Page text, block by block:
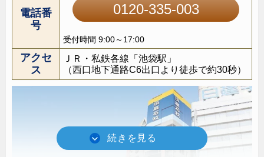
電話番
号
0120-335-003
受付時間 9:00～17:00
アクセ
ス
ＪＲ・私鉄各線「池袋駅」
（西口地下通路C6出口より徒歩で約30秒）